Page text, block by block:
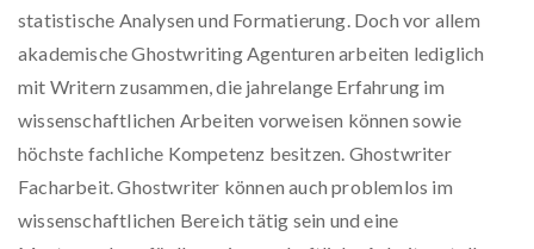
statistische Analysen und Formatierung. Doch vor allem
akademische Ghostwriting Agenturen arbeiten lediglich
mit Writern zusammen, die jahrelange Erfahrung im
wissenschaftlichen Arbeiten vorweisen können sowie
höchste fachliche Kompetenz besitzen. Ghostwriter
Facharbeit. Ghostwriter können auch problemlos im
wissenschaftlichen Bereich tätig sein und eine